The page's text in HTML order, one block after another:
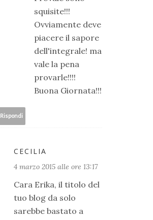
squisite!!!
Ovviamente deve
piacere il sapore
dell'integrale! ma
vale la pena
provarle!!!!
Buona Giornata!!!
Rispondi
CECILIA
4 marzo 2015 alle ore 13:17
Cara Erika, il titolo del
tuo blog da solo
sarebbe bastato a